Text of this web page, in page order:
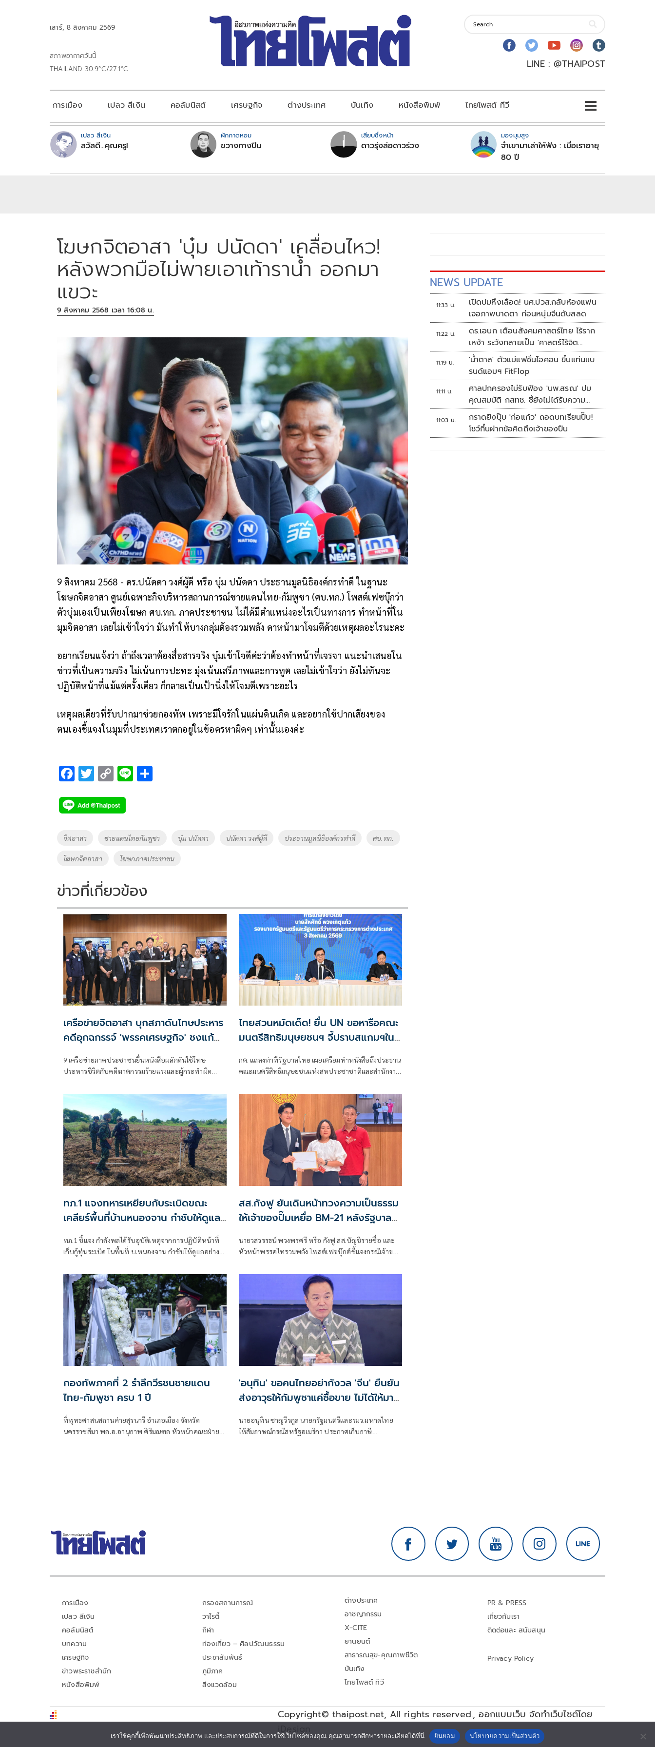
เสาร์, 8 สิงหาคม 2569
สภาพอากาศวันนี้
THAILAND 30.9°C/27.1°C
LINE : @THAIPOST
การเมือง เปลว สีเงิน คอลัมนิสต์ เศรษฐกิจ ต่างประเทศ บันเทิง หนังสือพิมพ์ ไทยโพสต์ ทีวี
เปลว สีเงิน
สวัสดี...คุณครู!
ผักกาดหอม
ขวางทางปืน
เสียบซึ่งหน้า
ดาวรุ่งส่อดาวร่วง
มองมุมสูง
จำเขามาเล่าให้ฟัง : เมื่อเราอายุ
80 ปี
โฆษกจิตอาสา 'บุ๋ม ปนัดดา' เคลื่อนไหว!
หลังพวกมือไม่พายเอาเท้าราน้ำ ออกมา
แขวะ
9 สิงหาคม 2568 เวลา 16:08 น.
9 สิงหาคม 2568 - ดร.ปนัดดา วงศ์ผู้ดี หรือ บุ๋ม ปนัดดา ประธานมูลนิธิองค์กรทำดี ในฐานะ
โฆษกจิตอาสา ศูนย์เฉพาะกิจบริหารสถานการณ์ชายแดนไทย-กัมพูชา (ศบ.ทก.) โพสต์เฟซบุ๊กว่า
ตัวบุ๋มเองเป็นเพียงโฆษก ศบ.ทก. ภาคประชาชน ไม่ได้มีตำแหน่งอะไรเป็นทางการ ทำหน้าที่ใน
มุมจิตอาสา เลยไม่เข้าใจว่า มันทำให้บางกลุ่มต้องรวมพลัง ดาหน้ามาโจมตีด้วยเหตุผลอะไรนะคะ
อยากเรียนแจ้งว่า ถ้าถึงเวลาต้องสื่อสารจริง บุ๋มเข้าใจดีค่ะว่าต้องทำหน้าที่เจรจา แนะนำเสนอใน
ข่าวที่เป็นความจริง ไม่เน้นการปะทะ มุ่งเน้นเสรีภาพและการทูต เลยไม่เข้าใจว่า ยังไม่ทันจะ
ปฏิบัติหน้าที่แม้แต่ครั้งเดียว ก็กลายเป็นเป้านิ่งให้โจมตีเพราะอะไร
เหตุผลเดียวที่รับปากมาช่วยกองทัพ เพราะมีใจรักในแผ่นดินเกิด และอยากใช้ปากเสียงของ
ตนเองชี้แจงในมุมที่ประเทศเราตกอยู่ในข้อครหาผิดๆ เท่านั้นเองค่ะ
F
e
b
o
o
k
T
tt
er
C
p
y
Li
n
k
Li
Tags
จิตอาสา ชายแดนไทยกัมพูชา บุ๋ม ปนัดดา ปนัดดา วงศ์ผู้ดี ประธานมูลนิธิองค์กรทำดี ศบ.ทก.
โฆษกจิตอาสา โฆษกภาคประชาชน
ข่าวที่เกี่ยวข้อง
เครือข่ายจิตอาสา บุกสภาดันโทษประหาร
คดีอุกฉกรรจ์ 'พรรคเศรษฐกิจ' ชงแก้
กฎหมาย
9 เครือข่ายภาคประชาชนยื่นหนังสือผลักดันใช้โทษ
ประหารชีวิตกับคดีฆาตกรรมร้ายแรงและผู้กระทำผิด
ไทยสวนหมัดเด็ด! ยื่น UN ขอหารือคณะ
มนตรีสิทธิมนุษยชนฯ จี้ปราบสแกมฯใน
กัมพูชา โต้ยิบรายงาน 'ทอม แอนดรูว์ส'
กต. แถลงท่าทีรัฐบาลไทย เผยเตรียมทำหนังสือถึงประธาน
คณะมนตรีสิทธิมนุษยชนแห่งสหประชาชาติและสำนักงาน
ดรูส์” เสนอรายงานพิเศษพาดพิงประเทศไทย มีหลาย
ประเด็นที่ไม่เห็นด้วย ชี้กระทบความเป็นกลาง -เที่ยงธรรม
ทภ.1 แจงทหารเหยียบกับระเบิดขณะ
เคลียร์พื้นที่บ้านหนองจาน กำชับให้ดูแล
เต็มที่
ทภ.1 ชี้แจง กำลังพลได้รับอุบัติเหตุจากการปฏิบัติหน้าที่
เก็บกู้ทุ่นระเบิด ในพื้นที่ บ.หนองจาน กำชับให้ดูแลอย่างดี
ประมาท ปัจจุบันสร้างพื้นที่ปลอดภัยแล้ว 76.73%
สส.กังฟู ยันเดินหน้าทวงความเป็นธรรม
ให้เจ้าของปั๊มเหยื่อ BM-21 หลังรัฐบาล
นายวสวรรธน์ พวงพรศรี หรือ กังฟู สส.บัญชีรายชื่อ และ
หัวหน้าพรรคไทรวมพลัง โพสต์เฟซบุ๊กต์ชี้แจงกรณีเจ้าของ
ศรีสะเกษ ที่เสียหายจากจรวด BM-21 ของกัมพูชา ออกมา
ร้องเรียนว่ายังไม่ได้รับเงินเยียวจากภาครัฐ ก่อนที่นางสาว
รัชดา ธนาดิเรก โฆษกประจำสำนักนายกรัฐมนตรี ยืนยันว่า
กองทัพภาคที่ 2 รำลึกวีรชนชายแดน
ไทย-กัมพูชา ครบ 1 ปี
ที่พุทธศาสนสถานค่ายสุรนารี อำเภอเมือง จังหวัด
นครราชสีมา พล.อ.อานุภาพ ศิริมณฑล หัวหน้าคณะฝ่าย
'อนุทิน' ขอคนไทยอย่ากังวล 'จีน' ยืนยัน
ส่งอาวุธให้กัมพูชาแค่ซื้อขาย ไม่ได้ให้มาสู้
นายอนุทิน ชาญวีรกูล นายกรัฐมนตรีและรมว.มหาดไทย
ให้สัมภาษณ์กรณีสหรัฐอเมริกา ประกาศเก็บภาษี
NEWS UPDATE
11:33 น.
เปิดปมหึงเลือด! นศ.ปวส.กลับห้องแฟน
เจอภาพบาดตา ก่อนหนุ่มจีนดับสลด
11:22 น.
ดร.เอนก เตือนสังคมศาสตร์ไทย ไร้ราก
เหง้า ระวังกลายเป็น 'ศาสตร์ไร้จิต
วิญญาณ'
11:19 น.
'น้ำตาล' ตัวแม่แฟชั่นไอคอน ขึ้นแท่นแบ
รนด์แอมฯ FitFlop
11:11 น.
ศาลปกครองไม่รับฟ้อง 'นพ.สรณ' ปม
คุณสมบัติ กสทช. ชี้ยังไม่ได้รับความ
เดือดร้อนเสียหาย
11:03 น.
กราดยิงปุ๊บ 'ก่อแก้ว' ถอดบทเรียนปั๊บ!
โชว์กึ๋นฝากข้อคิดถึงเจ้าของปืน
การเมือง
เปลว สีเงิน
คอลัมนิสต์
บทความ
เศรษฐกิจ
ข่าวพระราชสำนัก
หนังสือพิมพ์
กรองสถานการณ์
วาไรตี้
กีฬา
ท่องเที่ยว – ศิลปวัฒนธรรม
ประชาสัมพันธ์
ภูมิภาค
สิ่งแวดล้อม
ต่างประเทศ
อาชญากรรม
X-CITE
ยานยนต์
สาธารณสุข-คุณภาพชีวิต
บันเทิง
ไทยโพสต์ ทีวี
PR & PRESS
เกี่ยวกับเรา
ติดต่อและ สนับสนุน
Privacy Policy
Copyright© thaipost.net, All rights reserved.,ออกแบบเว็บ จัดทำเว็บไซต์โดย
iDesign
เราใช้คุกกี้เพื่อพัฒนาประสิทธิภาพ และประสบการณ์ที่ดีในการใช้เว็บไซต์ของคุณ คุณสามารถศึกษารายละเอียดได้ที่นี่ ยินยอม นโยบายความเป็นส่วนตัว